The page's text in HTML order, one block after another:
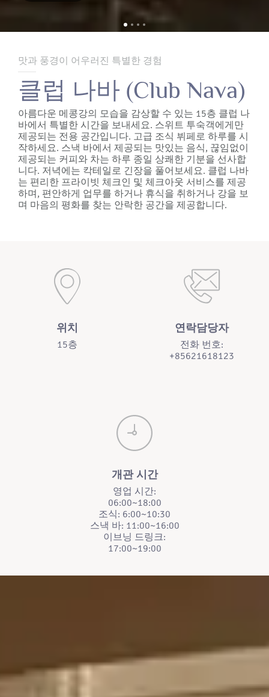
맛과 풍경이 어우러진 특별한 경험
클럽 나바 (Club Nava)
아름다운 메콩강의 모습을 감상할 수 있는 15층 클럽 나
바에서 특별한 시간을 보내세요. 스위트 투숙객에게만
제공되는 전용 공간입니다. 고급 조식 뷔페로 하루를 시
작하세요. 스낵 바에서 제공되는 맛있는 음식, 끊임없이
제공되는 커피와 차는 하루 종일 상쾌한 기분을 선사합
니다. 저녁에는 칵테일로 긴장을 풀어보세요. 클럽 나바
는 편리한 프라이빗 체크인 및 체크아웃 서비스를 제공
하며, 편안하게 업무를 하거나 휴식을 취하거나 강을 보
며 마음의 평화를 찾는 안락한 공간을 제공합니다.
위치
15층
연락담당자
전화 번호:
+85621618123
개관 시간
영업 시간:
06:00~18:00
조식: 6:00~10:30
스낵 바: 11:00~16:00
이브닝 드링크:
17:00~19:00